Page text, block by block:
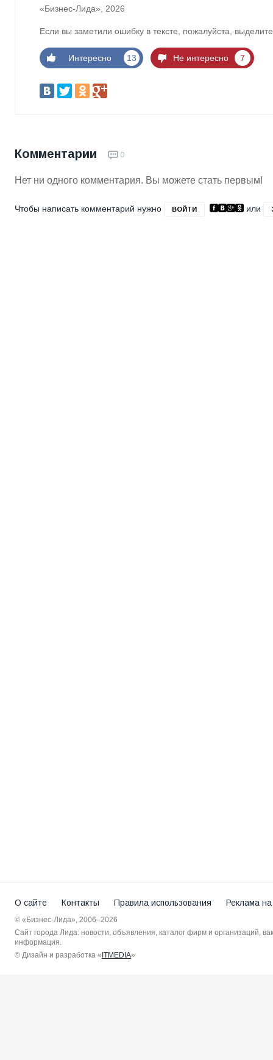
«Бизнес-Лида», 2026
Если вы заметили ошибку в тексте, пожалуйста,
Интересно 13 Не интересно 7
Комментарии 0
Нет ни одного комментария. Вы можете стать первым!
Чтобы написать комментарий нужно ВОЙТИ или
О сайте Контакты Правила использования Реклама
© «Бизнес-Лида», 2006–2026
Сайт города Лида: новости, объявления, каталог фирм и организаций,
информация.
© Дизайн и разработка « ITMEDIA»